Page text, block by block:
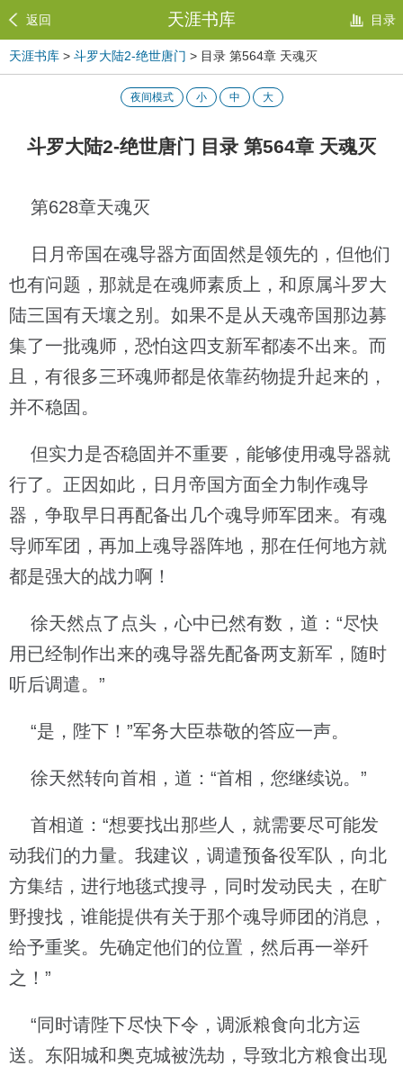
返回 天涯书库 目录
天涯书库 > 斗罗大陆2-绝世唐门 > 目录 第564章 天魂灭
夜间模式 小 中 大
斗罗大陆2-绝世唐门 目录 第564章 天魂灭
第628章天魂灭
日月帝国在魂导器方面固然是领先的，但他们
也有问题，那就是在魂师素质上，和原属斗罗大
陆三国有天壤之别。如果不是从天魂帝国那边募
集了一批魂师，恐怕这四支新军都凑不出来。而
且，有很多三环魂师都是依靠药物提升起来的，
并不稳固。
但实力是否稳固并不重要，能够使用魂导器就
行了。正因如此，日月帝国方面全力制作魂导
器，争取早日再配备出几个魂导师军团来。有魂
导师军团，再加上魂导器阵地，那在任何地方就
都是强大的战力啊！
徐天然点了点头，心中已然有数，道：“尽快
用已经制作出来的魂导器先配备两支新军，随时
听后调遣。”
“是，陛下！”军务大臣恭敬的答应一声。
徐天然转向首相，道：“首相，您继续说。”
首相道：“想要找出那些人，就需要尽可能发
动我们的力量。我建议，调遣预备役军队，向北
方集结，进行地毯式搜寻，同时发动民夫，在旷
野搜找，谁能提供有关于那个魂导师团的消息，
给予重奖。先确定他们的位置，然后再一举歼
之！”
“同时请陛下尽快下令，调派粮食向北方运
送。东阳城和奥克城被洗劫，导致北方粮食出现